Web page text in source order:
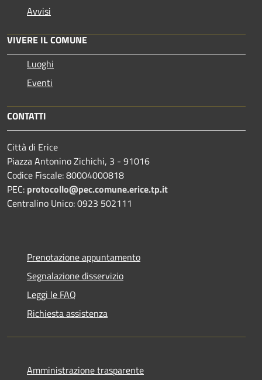
Avvisi
VIVERE IL COMUNE
Luoghi
Eventi
CONTATTI
Città di Erice
Piazza Antonino Zichichi, 3 - 91016
Codice Fiscale: 80004000818
PEC: protocollo@pec.comune.erice.tp.it
Centralino Unico: 0923 502111
Prenotazione appuntamento
Segnalazione disservizio
Leggi le FAQ
Richiesta assistenza
Amministrazione trasparente